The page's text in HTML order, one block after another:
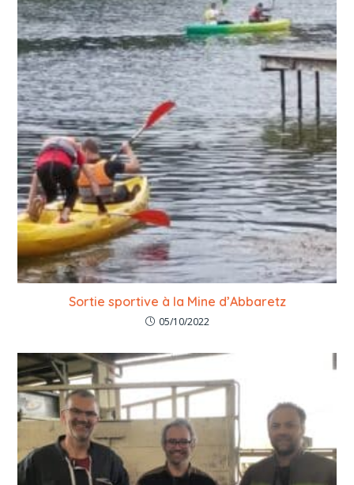
Sortie sportive à la Mine d’Abbaretz
05/10/2022